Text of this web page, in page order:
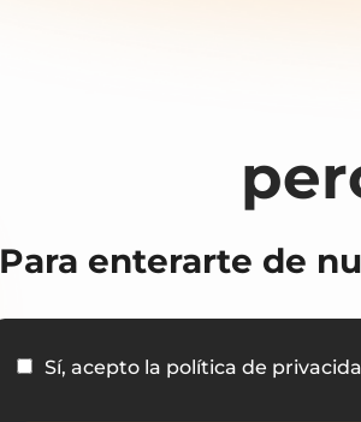
Para enterarte de
Sí, acepto la política de